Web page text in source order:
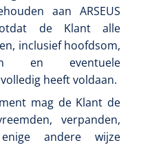
aan ARSEUS
totdat de Klant alle
inclusief hoofdsom,
en eventuele
heeft voldaan.
mag de Klant de
verpanden,
andere wijze